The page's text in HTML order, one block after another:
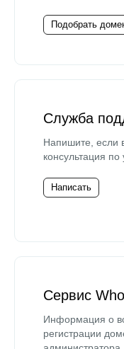
Подобрать
Служба
Напишите, если
консультация по
Написать
Сервис
Информация о
регистрации